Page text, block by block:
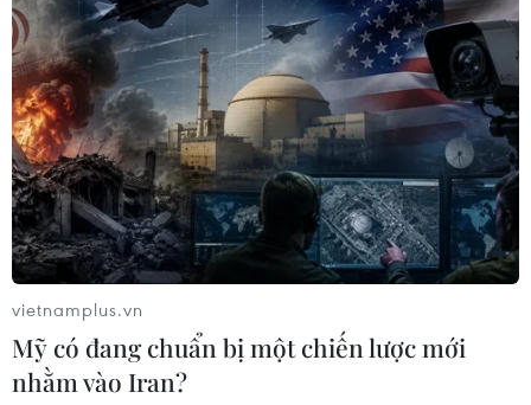
vietnamplus.vn
Mỹ có đang chuẩn bị một chiến lược mới
nhằm vào Iran?